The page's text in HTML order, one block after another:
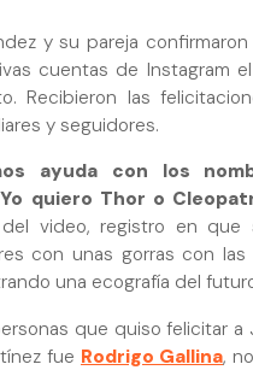
y su pareja
cuentas de Instagram
Recibieron las
y seguidores.
ayuda con los
quiero Thor o
del video, registro en que
con unas gorras con las
una ecografía del
que quiso felicitar a
fue Rodrigo Gallina,